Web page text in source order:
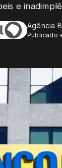
e
Agência
Publicado